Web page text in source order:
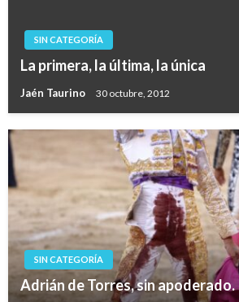
SIN CATEGORÍA
La primera, la última, la única
Jaén Taurino 30 octubre, 2012
SIN CATEGORÍA
Adrián de Torres, sin apoderado.